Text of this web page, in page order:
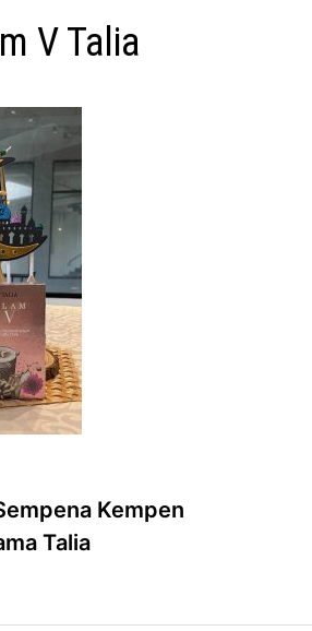
V Talia
Kempen
Talia